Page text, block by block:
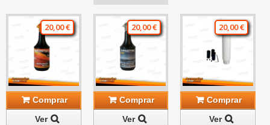
20,00 €
Comprar
Ver
20,00 €
Comprar
Ver
20,00 €
Comprar
Ver